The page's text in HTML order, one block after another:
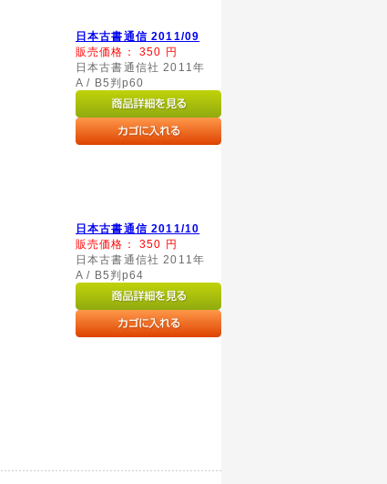
日本古書通信 2011/09
販売価格： 350 円
日本古書通信社 2011年
A / B5判p60
日本古書通信 2011/10
販売価格： 350 円
日本古書通信社 2011年
A / B5判p64